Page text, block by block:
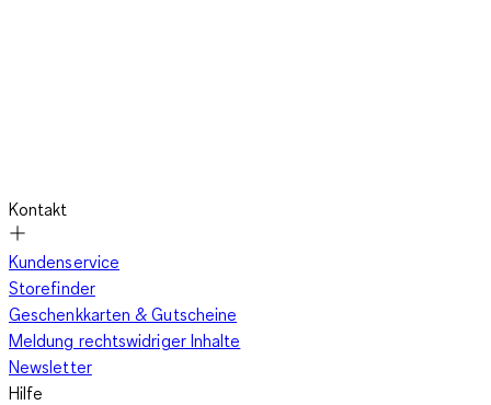
Kontakt
Kundenservice
Storefinder
Geschenkkarten & Gutscheine
Meldung rechtswidriger Inhalte
Newsletter
Hilfe